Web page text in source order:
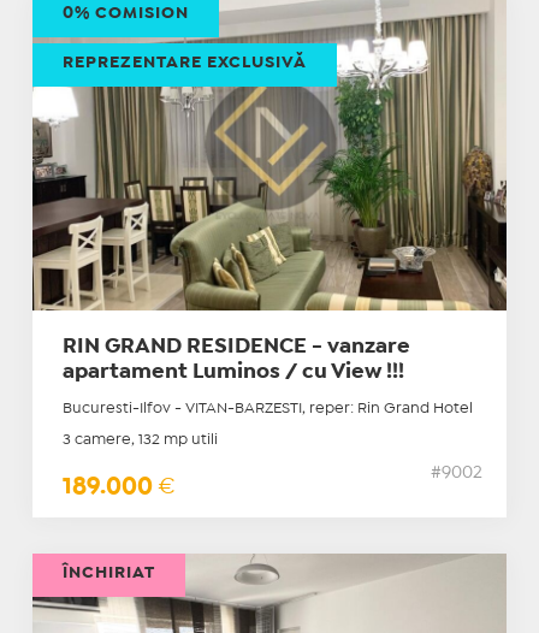
RIN GRAND RESIDENCE - vanzare
apartament Luminos / cu View !!!
Bucuresti-Ilfov - VITAN-BARZESTI, reper: Rin Grand Hotel
3 camere, 132 mp utili
189.000 €
#9002
0% COMISION
REPREZENTARE EXCLUSIVĂ
ÎNCHIRIAT